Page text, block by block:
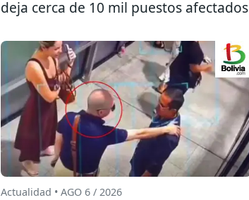
deja cerca de 10 mil puestos afectados
Actualidad • AGO 6 / 2026